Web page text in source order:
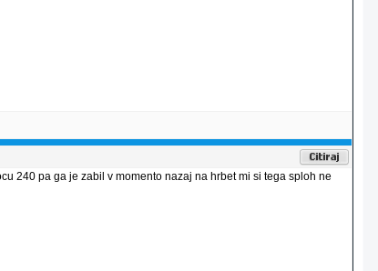
240 pa ga je zabil v momento nazaj na hrbet mi si tega sploh ne